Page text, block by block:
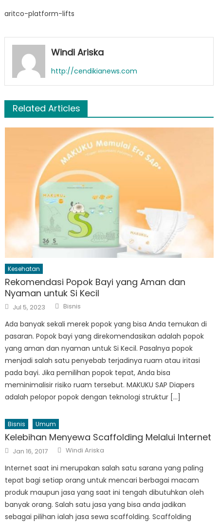
aritco-platform-lifts
Windi Ariska
http://cendikianews.com
Related Articles
Kesehatan
Rekomendasi Popok Bayi yang Aman dan
Nyaman untuk Si Kecil
Posted
on
Jul 5, 2023 Author
Bisnis
Ada banyak sekali merek popok yang bisa Anda temukan di
pasaran. Popok bayi yang direkomendasikan adalah popok
yang aman dan nyaman untuk Si Kecil. Pasalnya popok
menjadi salah satu penyebab terjadinya ruam atau iritasi
pada bayi. Jika pemilihan popok tepat, Anda bisa
meminimalisir risiko ruam tersebut. MAKUKU SAP Diapers
adalah pelopor popok dengan teknologi struktur […]
Bisnis Umum
Kelebihan Menyewa Scaffolding Melalui Internet
Posted
on
Jan 16, 2017 Author
Windi Ariska
Internet saat ini merupakan salah satu sarana yang paling
tepat bagi setiap orang untuk mencari berbagai macam
produk maupun jasa yang saat ini tengah dibutuhkan oleh
banyak orang. Salah satu jasa yang bisa anda jadikan
sebagai pilihan ialah jasa sewa scaffolding. Scaffolding